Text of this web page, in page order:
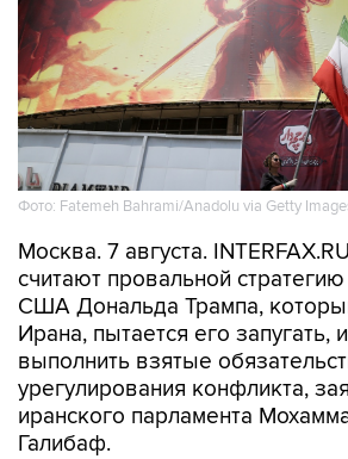
Фото: Fatemeh Bahrami/Anadolu via Getty
Москва. 7 августа.
считают провальной
США Дональда Трампа,
Ирана, пытается его запугать,
выполнить взятые
урегулирования конфликта,
иранского парламента
Галибаф.